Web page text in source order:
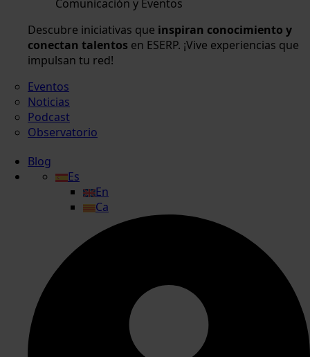
Comunicación y Eventos
Descubre iniciativas que inspiran conocimiento y
conectan talentos en ESERP. ¡Vive experiencias que
impulsan tu red!
Eventos
Noticias
Podcast
Observatorio
Blog
Es
En
Ca